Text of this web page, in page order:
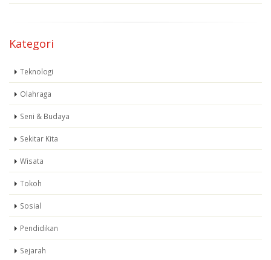
Kategori
Teknologi
Olahraga
Seni & Budaya
Sekitar Kita
Wisata
Tokoh
Sosial
Pendidikan
Sejarah